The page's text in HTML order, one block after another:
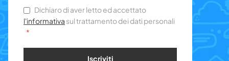
Dichiaro di aver letto ed accettato
l'informativa sul trattamento dei dati personali
Iscriviti